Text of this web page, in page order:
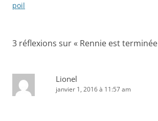
des
poil
3 réflexions sur « Rennie est terminée
Lionel
janvier 1, 2016 à 11:57 am